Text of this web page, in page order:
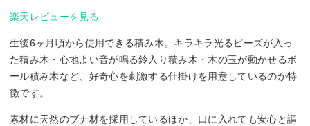
楽天レビューを見る
生後6ヶ月頃から使用できる積み木。キラキラ光るビーズが入っ
た積み木・心地よい音が鳴る鈴入り積み木・木の玉が動かせるボ
ール積み木など、好奇心を刺激する仕掛けを用意しているのが特
徴です。
素材に天然のブナ材を採用しているほか、口に入れても安心と謳